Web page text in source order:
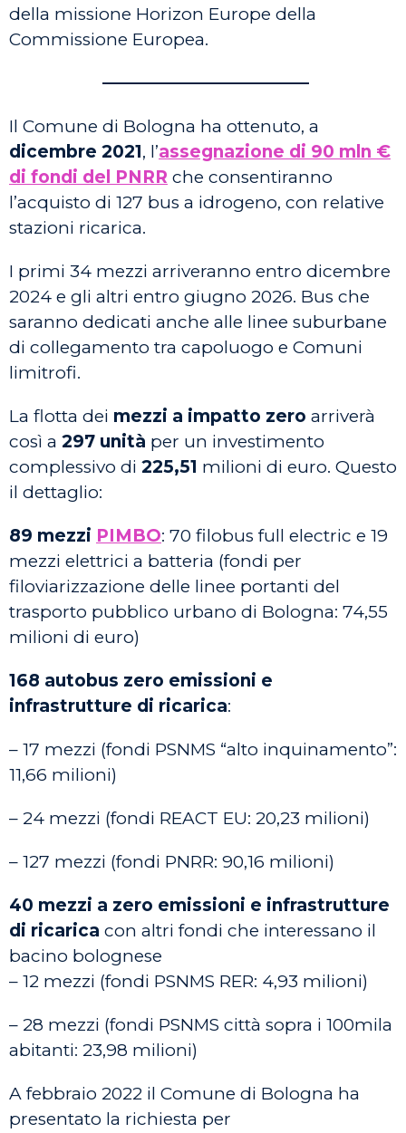
della missione Horizon Europe della
Commissione Europea.
————————————
Il Comune di Bologna ha ottenuto, a
dicembre 2021, l’assegnazione di 90 mln €
di fondi del PNRR che consentiranno
l’acquisto di 127 bus a idrogeno, con relative
stazioni ricarica.
I primi 34 mezzi arriveranno entro dicembre
2024 e gli altri entro giugno 2026. Bus che
saranno dedicati anche alle linee suburbane
di collegamento tra capoluogo e Comuni
limitrofi.
La flotta dei mezzi a impatto zero arriverà
così a 297 unità per un investimento
complessivo di 225,51 milioni di euro. Questo
il dettaglio:
89 mezzi PIMBO: 70 filobus full electric e 19
mezzi elettrici a batteria (fondi per
filoviarizzazione delle linee portanti del
trasporto pubblico urbano di Bologna: 74,55
milioni di euro)
168 autobus zero emissioni e
infrastrutture di ricarica:
– 17 mezzi (fondi PSNMS “alto inquinamento”:
11,66 milioni)
– 24 mezzi (fondi REACT EU: 20,23 milioni)
– 127 mezzi (fondi PNRR: 90,16 milioni)
40 mezzi a zero emissioni e infrastrutture
di ricarica con altri fondi che interessano il
bacino bolognese
– 12 mezzi (fondi PSNMS RER: 4,93 milioni)
– 28 mezzi (fondi PSNMS città sopra i 100mila
abitanti: 23,98 milioni)
A febbraio 2022 il Comune di Bologna ha
presentato la richiesta per